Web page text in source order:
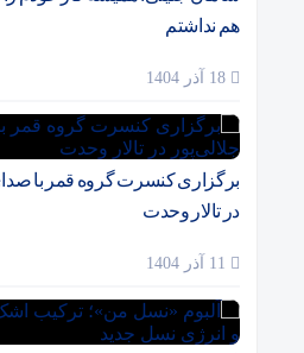
هم نداشتم
برگزاری کنسرت گروه قمر با
در تالار وحدت